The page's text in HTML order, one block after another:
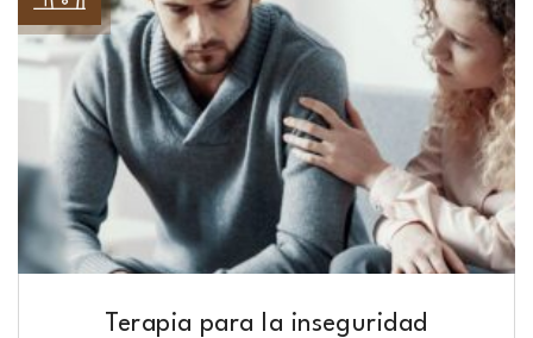
Terapia para la inseguridad